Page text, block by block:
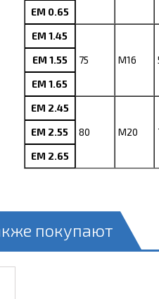
EM 0.65
EM 1.45
75
M16
EM 1.55
EM 1.65
EM 2.45
80
M20
EM 2.55
EM 2.65
покупают